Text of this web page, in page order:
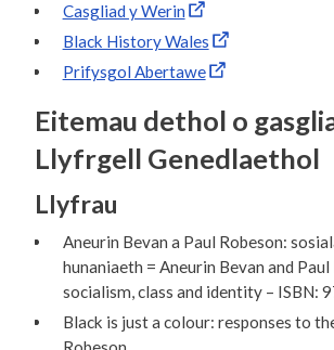
Casgliad y Werin
Black History Wales
Prifysgol Abertawe
Eitemau dethol o
Llyfrgell Genedlaethol
Llyfrau
Aneurin Bevan a Paul Robeson:
hunaniaeth = Aneurin Bevan and Paul
socialism, class and identity – ISBN:
Black is just a colour: responses to